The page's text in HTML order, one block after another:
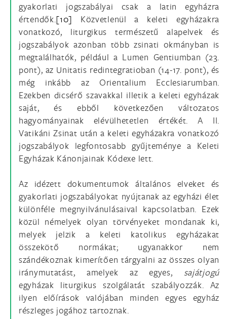
gyakorlati jogszabályai csak a latin egyházra
értendők.[10] Közvetlenül a keleti egyházakra
vonatkozó, liturgikus természetű alapelvek és
jogszabályok azonban több zsinati okmányban is
megtalálhatók, például a Lumen Gentiumban (23.
pont), az Unitatis redintegratioban (14-17. pont), és
még inkább az Orientalium Ecclesiarumban.
Ezekben dicsérő szavakkal illetik a keleti egyházak
saját, és ebből következően változatos
hagyományainak elévülhetetlen értékét. A II.
Vatikáni Zsinat után a keleti egyházakra vonatkozó
jogszabályok legfontosabb gyűjteménye a Keleti
Egyházak Kánonjainak Kódexe lett.
Az idézett dokumentumok általános elveket és
gyakorlati jogszabályokat nyújtanak az egyházi élet
különféle megnyilvánulásaival kapcsolatban. Ezek
közül némelyek olyan törvényeket mondanak ki,
melyek jelzik a keleti katolikus egyházakat
összekötő normákat; ugyanakkor nem
szándékoznak kimerítően tárgyalni az összes olyan
iránymutatást, amelyek az egyes, sajátjogú
egyházak liturgikus szolgálatát szabályozzák. Az
ilyen előírások valójában minden egyes egyház
részleges jogához tartoznak.